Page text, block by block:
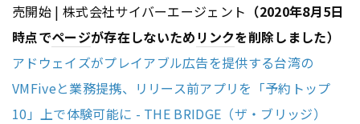
売開始 | 株式会社サイバーエージェント （2020年8月5日
時点でページが存在しないため リンクを削除しました）
アドウェイズがプレイアブル広告を提供する台湾の
VMFiveと業務提携、リリース前アプリを「予約トップ
10」上で体験可能に - THE BRIDGE（ザ・ブリッジ）